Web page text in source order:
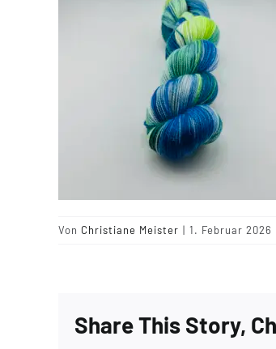
Von Christiane Meister | 1. Februar 2026
Share This Story,